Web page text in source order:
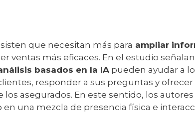
que necesitan más para ampliar
ventas más eficaces. En el estudio
basados en la IA pueden ayudar a
responder a sus preguntas y
asegurados. En este sentido, los
una mezcla de presencia física e